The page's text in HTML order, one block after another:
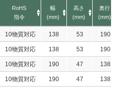
RoHS
指令
幅
(mm)
高さ
(mm)
奥行
(mm)
10物質対応 138 53 190
10物質対応 138 53 190
10物質対応 190 47 138
10物質対応 190 47 138